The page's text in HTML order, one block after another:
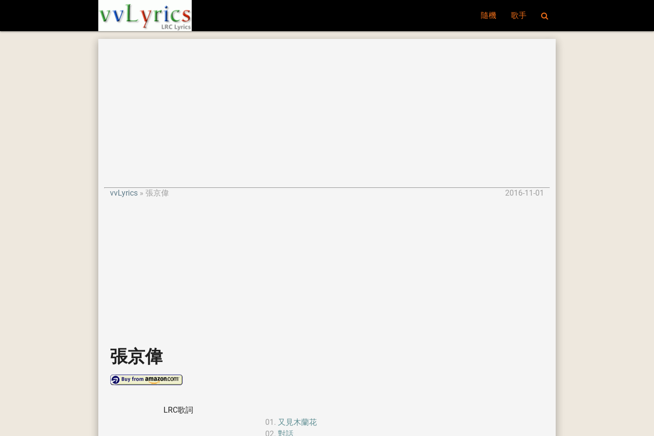
隨機 歌手
vvLyrics 張京偉 2016-11-01
張京偉
LRC歌詞
又見木蘭花
對話